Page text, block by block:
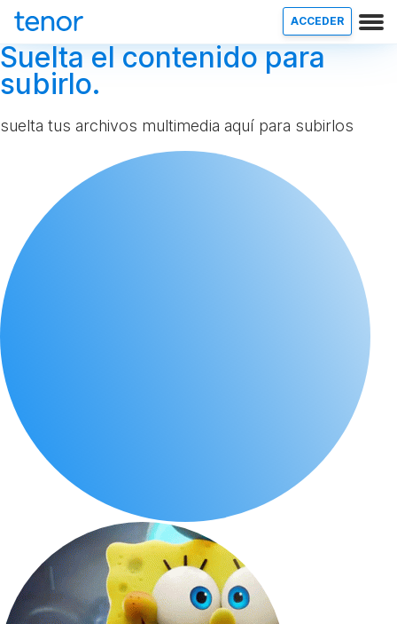
ACCEDER
Suelta el contenido para
subirlo.
suelta tus archivos multimedia aquí para subirlos